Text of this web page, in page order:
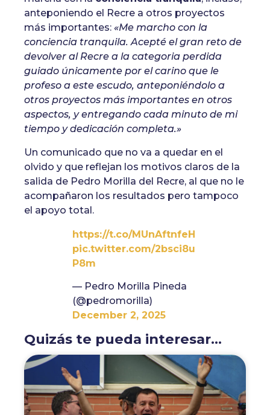
anteponiendo el Recre a otros proyectos
más importantes: «Me marcho con la
conciencia tranquila. Acepté el gran reto de
devolver al Recre a la categoria perdida
guiado únicamente por el carino que le
profeso a este escudo, anteponiéndolo a
otros proyectos más importantes en otros
aspectos, y entregando cada minuto de mi
tiempo y dedicación completa.»
Un comunicado que no va a quedar en el
olvido y que reflejan los motivos claros de la
salida de Pedro Morilla del Recre, al que no le
acompañaron los resultados pero tampoco
el apoyo total.
https://t.co/MUnAftnfeH
pic.twitter.com/2bsci8u
P8m
— Pedro Morilla Pineda
(@pedromorilla)
December 2, 2025
Quizás te pueda interesar...